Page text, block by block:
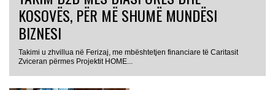
KOSOVËS, PËR MË SHUMË MUNDËSI
BIZNESI
Takimi u zhvillua në Ferizaj, me mbështetjen financiare të Caritasit
Zviceran përmes Projektit HOME...